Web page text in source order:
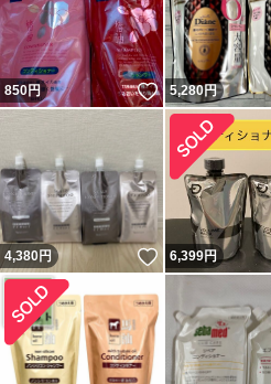
850円 いいね！
5,280円
4,380円 いいね！
6,399円